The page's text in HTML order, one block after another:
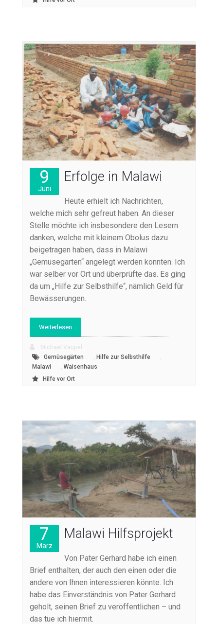
9
Juni
Erfolge in Malawi
Heute erhielt ich Nachrichten,
welche mich sehr gefreut haben. An dieser
Stelle möchte ich insbesondere den Lesern
danken, welche mit kleinem Obolus dazu
beigetragen haben, dass in Malawi
„Gemüsegärten“ angelegt werden konnten. Ich
war selber vor Ort und überprüfte das. Es ging
da um „Hilfe zur Selbsthilfe“, nämlich Geld für
Bewässerungen.
Weiterlesen
Gemüsegärten
Hilfe zur Selbsthilfe
Malawi
Waisenhaus
Hilfe vor Ort
7
März
Malawi Hilfsprojekt
Von Pater Gerhard habe ich einen
Brief enthalten, der auch den einen oder die
andere von Ihnen interessieren könnte. Ich
habe das Einverständnis von Pater Gerhard
geholt, seinen Brief zu veröffentlichen – und
das tue ich hiermit.